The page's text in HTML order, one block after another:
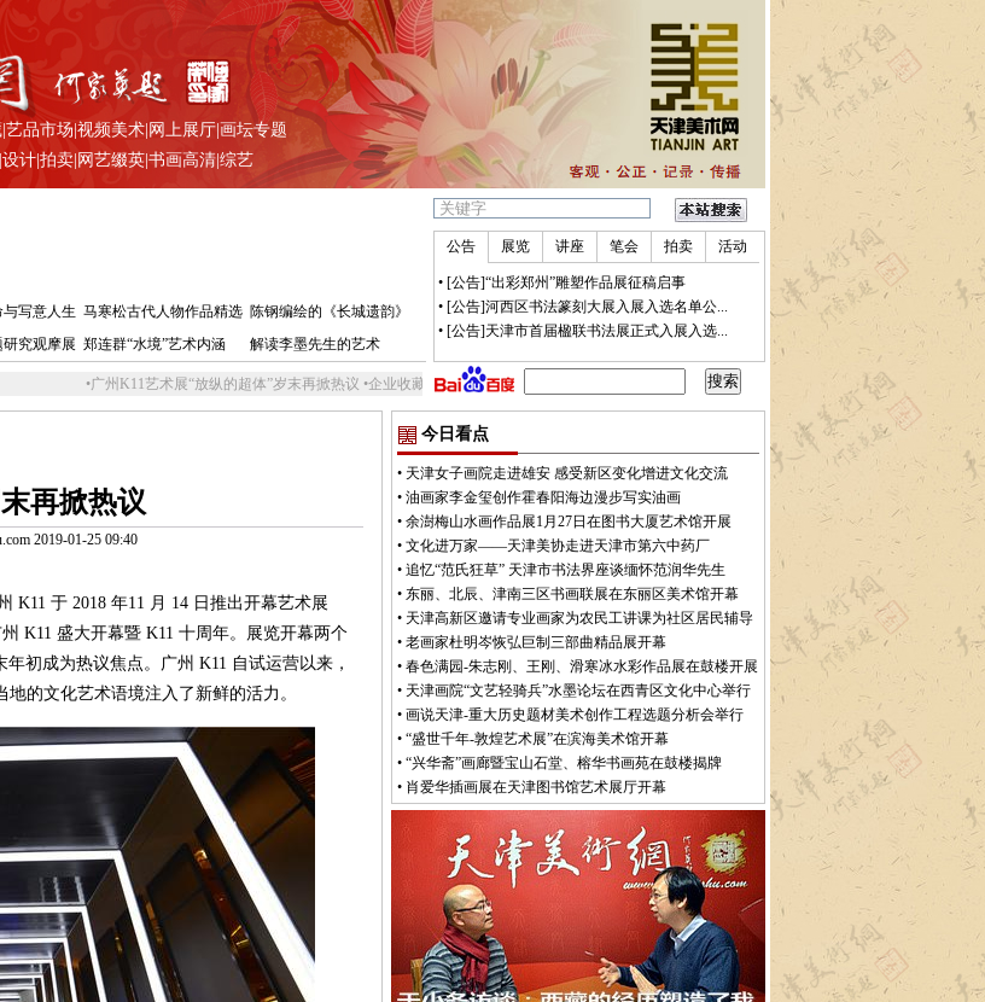
| 艺品市场 视频美术| 网上展厅| 画坛专题
设计| 拍卖| 网艺缀英| 书画高清| 综艺
写意人生 马寒松古代人物作品精选 陈钢编绘的《长城遗韵》
究观摩展 郑连群“水境”艺术内涵 解读李墨先生的艺术
州K11艺术展“放纵的超体”岁末再掀热议•企业收藏艺术品不止有经济效益•2018届FAC国际少儿绘画大赛优秀作品展举办 第二届＂世界邮票上的中国文化
公告 展览 讲座 笔会 拍卖 活动
• [公告]“出彩郑州”雕塑作品展征稿启事
• [公告]河西区书法篆刻大展入展入选名单公...
• [公告]天津市首届楹联书法展正式入展入选...
再掀热议
2019-01-25 09:40
于 2018 年11 月 14 日推出开幕艺术展
K11 盛大开幕暨 K11 十周年。展览开幕两个
初成为热议焦点。广州 K11 自试运营以来，
的文化艺术语境注入了新鲜的活力。
今日看点
• 天津女子画院走进雄安 感受新区变化增进文化交流
• 油画家李金玺创作霍春阳海边漫步写实油画
• 余澍梅山水画作品展1月27日在图书大厦艺术馆开展
• 文化进万家——天津美协走进天津市第六中药厂
• 追忆“范氏狂草” 天津市书法界座谈缅怀范润华先生
• 东丽、北辰、津南三区书画联展在东丽区美术馆开幕
• 天津高新区邀请专业画家为农民工讲课为社区居民辅导
• 老画家杜明岑恢弘巨制三部曲精品展开幕
• 春色满园-朱志刚、王刚、滑寒冰水彩作品展在鼓楼开展
• 天津画院“文艺轻骑兵”水墨论坛在西青区文化中心举行
• 画说天津-重大历史题材美术创作工程选题分析会举行
• “盛世千年-敦煌艺术展”在滨海美术馆开幕
• “兴华斋”画廊暨宝山石堂、榕华书画苑在鼓楼揭牌
• 肖爱华插画展在天津图书馆艺术展厅开幕